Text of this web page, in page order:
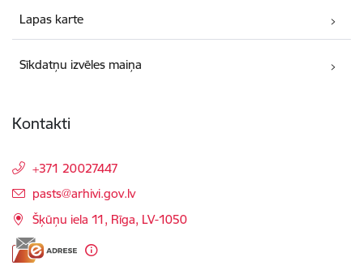
Lapas karte
Sīkdatņu izvēles maiņa
Kontakti
+371 20027447
E-pasts:
pasts@arhivi.gov.lv
Šķūņu iela 11, Rīga, LV-1050